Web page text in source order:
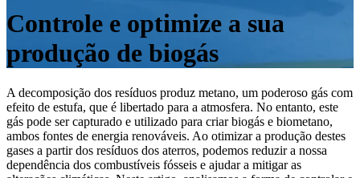
Controle e optimize a sua
produção de biogás
A decomposição dos resíduos produz metano, um poderoso gás com
efeito de estufa, que é libertado para a atmosfera. No entanto, este
gás pode ser capturado e utilizado para criar biogás e biometano,
ambos fontes de energia renováveis. Ao otimizar a produção destes
gases a partir dos resíduos dos aterros, podemos reduzir a nossa
dependência dos combustíveis fósseis e ajudar a mitigar as